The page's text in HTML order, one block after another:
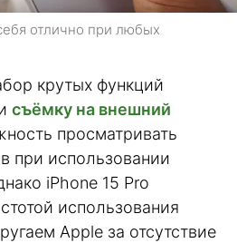
отлично при любых
крутых функций
съёмку на внешний
просматривать
при использовании
iPhone 15 Pro
использования
Apple за отсутствие